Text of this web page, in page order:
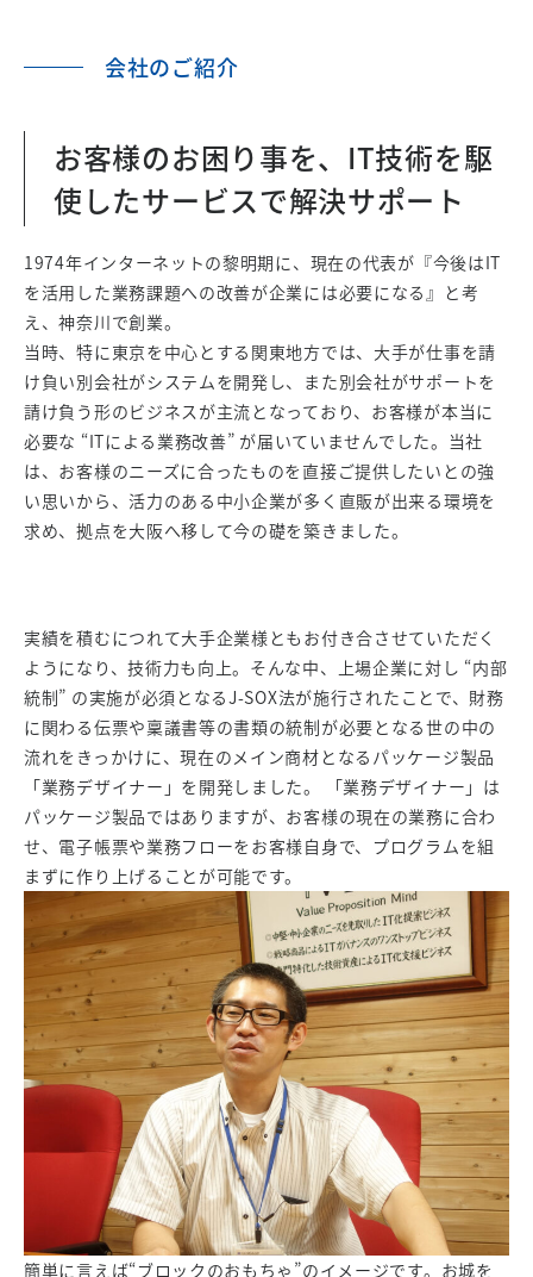
会社のご紹介
お客様のお困り事を、IT技術を駆
使したサービスで解決サポート
1974年インターネットの黎明期に、現在の代表が『今後はIT
を活用した業務課題への改善が企業には必要になる』と考
え、神奈川で創業。
当時、特に東京を中心とする関東地方では、大手が仕事を請
け負い別会社がシステムを開発し、また別会社がサポートを
請け負う形のビジネスが主流となっており、お客様が本当に
必要な “ITによる業務改善” が届いていませんでした。当社
は、お客様のニーズに合ったものを直接ご提供したいとの強
い思いから、活力のある中小企業が多く直販が出来る環境を
求め、拠点を大阪へ移して今の礎を築きました。
実績を積むにつれて大手企業様ともお付き合させていただく
ようになり、技術力も向上。そんな中、上場企業に対し “内部
統制” の実施が必須となるJ-SOX法が施行されたことで、財務
に関わる伝票や稟議書等の書類の統制が必要となる世の中の
流れをきっかけに、現在のメイン商材となるパッケージ製品
「業務デザイナー」を開発しました。 「業務デザイナー」は
パッケージ製品ではありますが、お客様の現在の業務に合わ
せ、電子帳票や業務フローをお客様自身で、プログラムを組
まずに作り上げることが可能です。
簡単に言えば“ブロックのおもちゃ”のイメージです。お城を